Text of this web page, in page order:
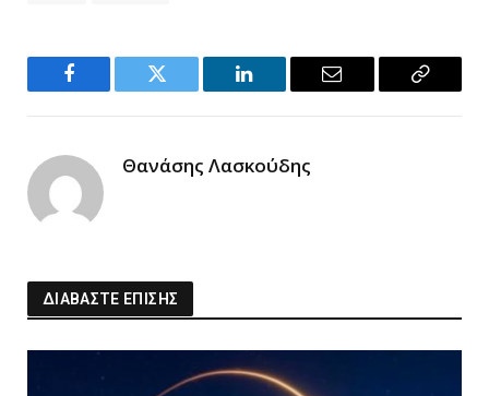
Facebook Twitter LinkedIn Email
Copy
Θανάσης Λασκούδης
ΔΙΑΒΑΣΤΕ ΕΠΙΣΗΣ